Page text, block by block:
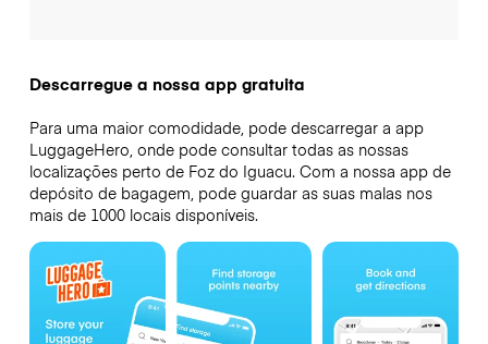
Descarregue a nossa app gratuita
Para uma maior comodidade, pode descarregar a app
LuggageHero, onde pode consultar todas as nossas
localizações perto de Foz do Iguacu. Com a nossa app de
depósito de bagagem, pode guardar as suas malas nos
mais de 1000 locais disponíveis.